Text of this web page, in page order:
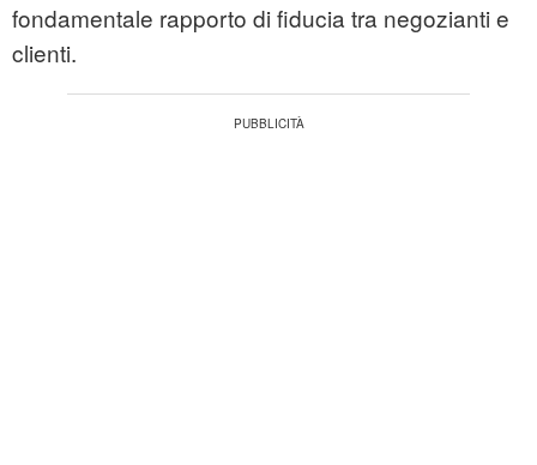
fondamentale rapporto di fiducia tra negozianti e
clienti.